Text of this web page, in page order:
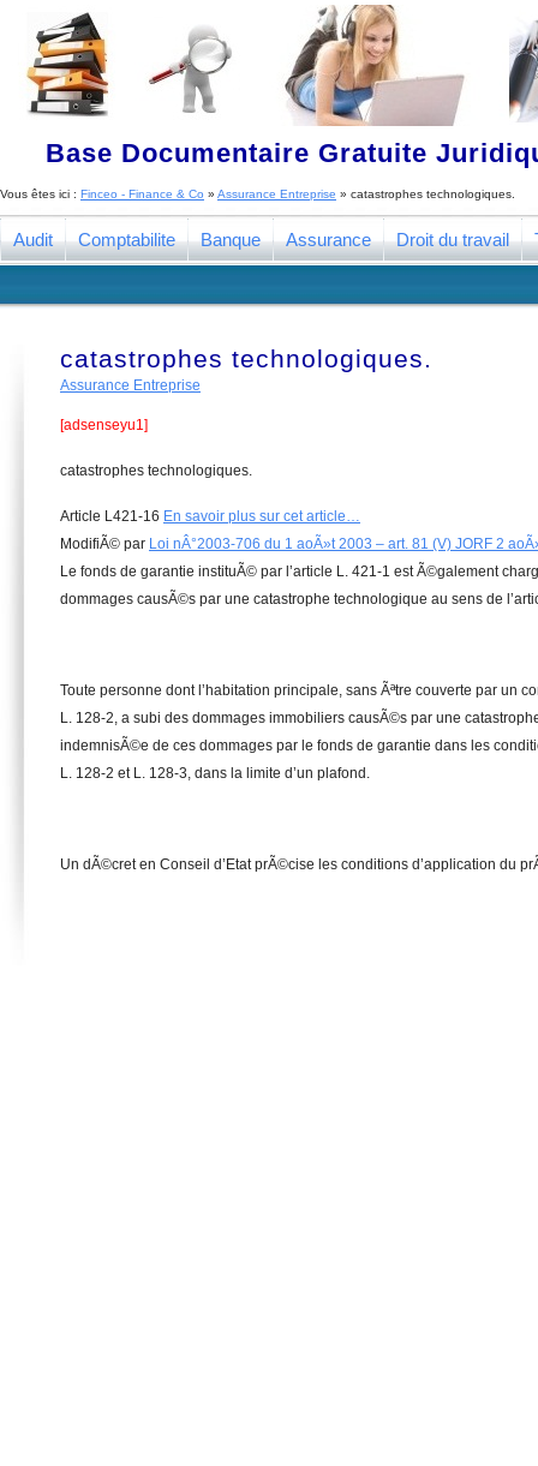
Base Documentaire Gratuite
Vous êtes ici : Finceo - Finance & Co » Assurance Entreprise » catastrophes technologiques.
Audit Comptabilite Banque Assurance Droit du travail
catastrophes technologiques.
Assurance Entreprise
[adsenseyu1]
catastrophes technologiques.
Article L421-16 En savoir plus sur cet article…
ModifiÃ© par Loi nÂ°2003-706 du 1 aoÃ»t 2003 – art. 81 (V) JORF 2
Le fonds de garantie instituÃ© par l’article L. 421-1 est Ã©galement
dommages causÃ©s par une catastrophe technologique au sens de
Toute personne dont l’habitation principale, sans Ãªtre couverte par un
L. 128-2, a subi des dommages immobiliers causÃ©s par une
indemnisÃ©e de ces dommages par le fonds de garantie dans les
L. 128-2 et L. 128-3, dans la limite d’un plafond.
Un dÃ©cret en Conseil d’Etat prÃ©cise les conditions d’application du